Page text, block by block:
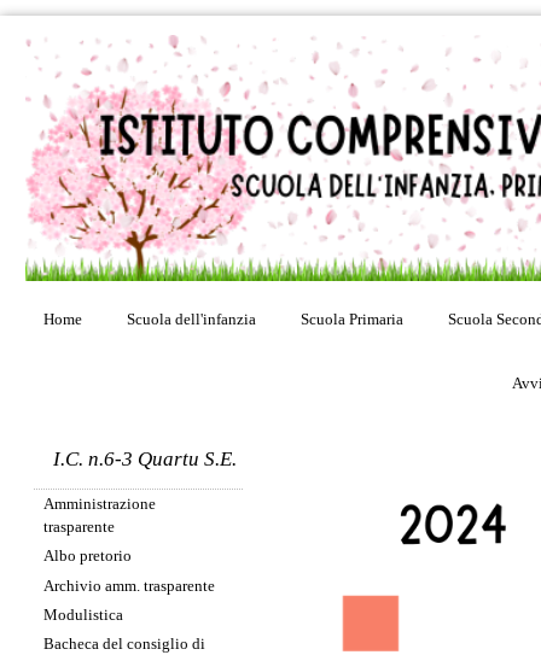
Home Scuola dell'infanzia Scuola Primaria Scuola
I.C. n.6-3 Quartu S.E.
Amministrazione
trasparente
Albo pretorio
Archivio amm. trasparente
Modulistica
Bacheca del consiglio di